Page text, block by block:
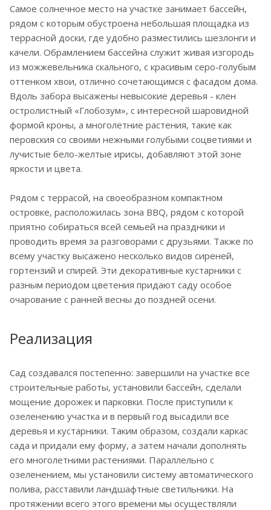
Самое солнечное место на участке занимает бассейн,
рядом с которым обустроена небольшая площадка из
террасной доски, где удобно разместились шезлонги и
качели. Обрамлением бассейна служит живая изгородь
из можжевельника скального, с красивым серо-голубым
оттенком хвои, отлично сочетающимся с фасадом дома.
Вдоль забора высажены невысокие деревья - клен
остролистный «Глобозум», с интересной шаровидной
формой кроны, а многолетние растения, такие как
перовския со своими нежными голубыми соцветиями и
лучистые бело-желтые ирисы, добавляют этой зоне
яркости и цвета.
Рядом с террасой, на своеобразном компактном
островке, расположилась зона BBQ, рядом с которой
приятно собираться всей семьей на праздники и
проводить время за разговорами с друзьями. Также по
всему участку высажено несколько видов сиреней,
гортензий и спирей. Эти декоративные кустарники с
разным периодом цветения придают саду особое
очарование с ранней весны до поздней осени.
Реализация
Сад создавался постепенно: завершили на участке все
строительные работы, установили бассейн, сделали
мощение дорожек и парковки. После приступили к
озеленению участка и в первый год высадили все
деревья и кустарники. Таким образом, создали каркас
сада и придали ему форму, а затем начали дополнять
его многолетними растениями. Параллельно с
озеленением, мы установили систему автоматического
полива, расставили ландшафтные светильники. На
протяжении всего этого времени мы осуществляли